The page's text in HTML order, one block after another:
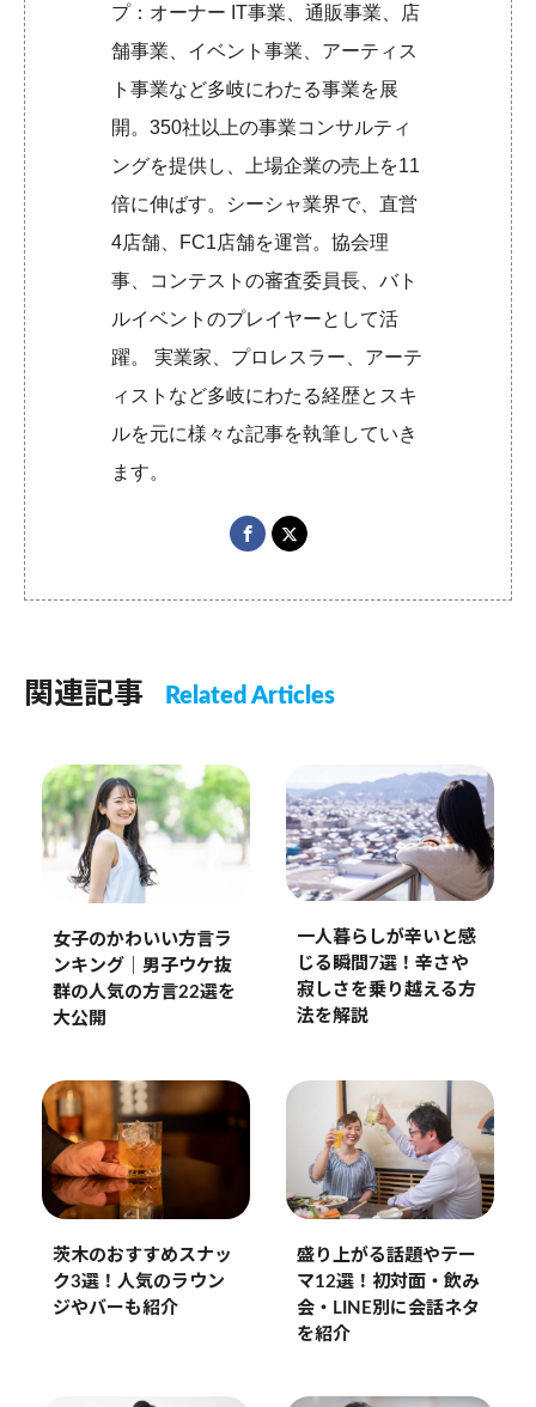
プ：オーナー IT事業、通販事業、店
舗事業、イベント事業、アーティス
ト事業など多岐にわたる事業を展
開。350社以上の事業コンサルティ
ングを提供し、上場企業の売上を11
倍に伸ばす。シーシャ業界で、直営
4店舗、FC1店舗を運営。協会理
事、コンテストの審査委員長、バト
ルイベントのプレイヤーとして活
躍。 実業家、プロレスラー、アーテ
ィストなど多岐にわたる経歴とスキ
ルを元に様々な記事を執筆していき
ます。
関連記事 Related Articles
女子のかわいい方言ラ
ンキング｜男子ウケ抜
群の人気の方言22選を
大公開
一人暮らしが辛いと感
じる瞬間7選！辛さや
寂しさを乗り越える方
法を解説
茨木のおすすめスナッ
ク3選！人気のラウン
ジやバーも紹介
盛り上がる話題やテー
マ12選！初対面・飲み
会・LINE別に会話ネタ
を紹介